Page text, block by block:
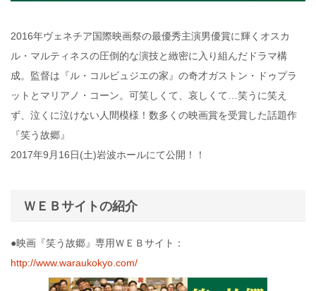
2016年ヴェネチア国際映画祭の最優秀主演男優賞に輝くオスカ
ル・マルティネスの圧倒的な演技と緻密に入り組んだドラマ構
成。監督は『ル・コルビュジエの家』の奇才ガストン・ドゥプラ
ットとマリアノ・コーン。可笑しくて、哀しくて…笑うに笑え
ず、泣くに泣けない人間模様！数多くの映画賞を受賞した話題作
『笑う故郷』
2017年9月16日(土)岩波ホールにて公開！！
ＷＥＢサイトの紹介
●映画『笑う故郷』専用ＷＥＢサイト：
http://www.waraukokyo.com/